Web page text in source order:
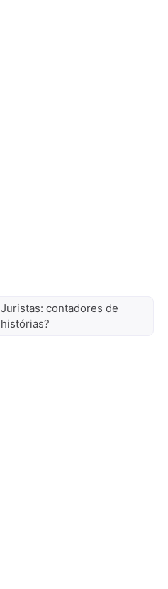
Juristas: contadores de
histórias?